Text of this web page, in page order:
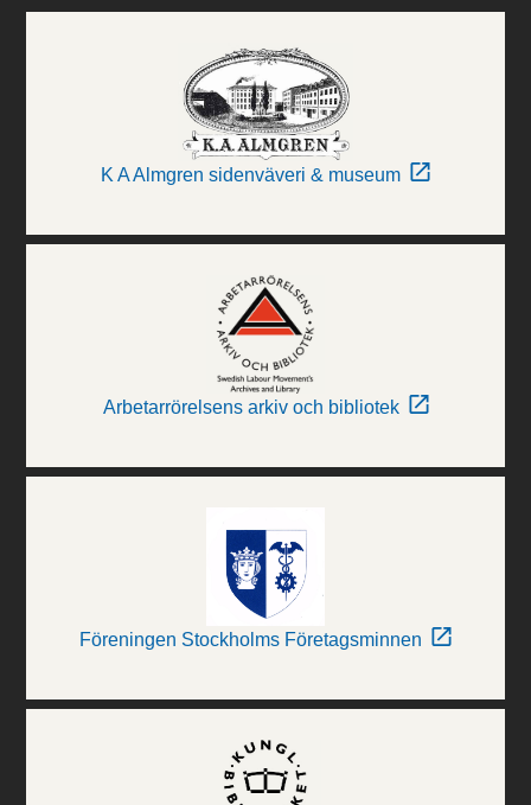
K A Almgren sidenväveri & museum
Arbetarrörelsens arkiv och bibliotek
Föreningen Stockholms Företagsminnen